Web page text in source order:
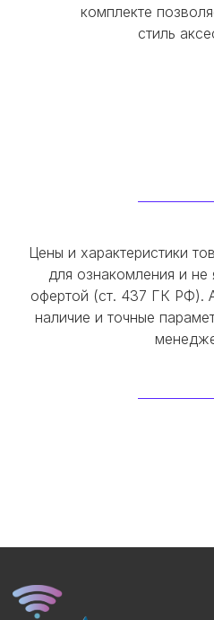
комплекте
стиль
Цены и характеристики
для ознакомления и не
офертой (ст. 437 ГК РФ).
наличие и точные